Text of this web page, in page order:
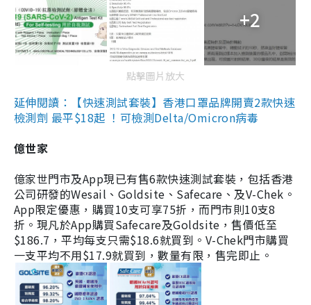
+2
點擊圖片放大
延伸閱讀：【快速測試套裝】香港口罩品牌開賣2款快速
檢測劑 最平$18起 ！可檢測Delta/Omicron病毒
億世家
億家世門市及App現已有售6款快速測試套裝，包括香港
公司研發的Wesail、Goldsite、Safecare、及V-Chek。
App限定優惠，購買10支可享75折，而門市則10支8
折。現凡於App購買Safecare及Goldsite，售價低至
$186.7，平均每支只需$18.6就買到。V-Chek門市購買
一支平均不用$17.9就買到，數量有限，售完即止。